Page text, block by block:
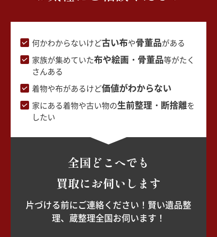
何かわからないけど古い布や骨董品がある
家族が集めていた布や絵画・骨董品等がたく
さんある
着物や布があるけど価値がわからない
家にある着物や古い物の生前整理・断捨離を
したい
全国どこへでも
買取にお伺いします
片づける前にご連絡ください！賢い遺品整
理、蔵整理全国お伺います！